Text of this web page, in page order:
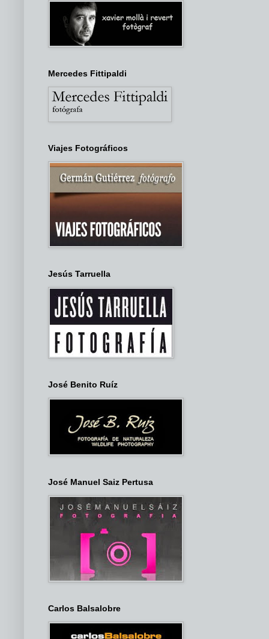
Mercedes Fittipaldi
Viajes Fotográficos
Jesús Tarruella
José Benito Ruíz
José Manuel Saiz Pertusa
Carlos Balsalobre